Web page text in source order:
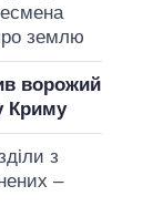
землю
ворожий
Криму
з
–